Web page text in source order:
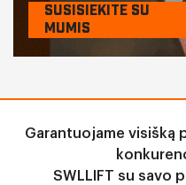
SUSISIEKITE SU
MUMIS
Garantuojame visišką
SWLLIFT su savo